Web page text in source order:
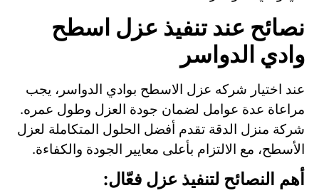
نصائح عند تنفيذ عزل اسطح
وادي الدواسر
عند اختيار شركه عزل الاسطح بوادي الدواسر، يجب
مراعاة عدة عوامل لضمان جودة العزل وطول عمره.
شركة منزل الدقة تقدم أفضل الحلول المتكاملة لعزل
الأسطح، مع الالتزام بأعلى معايير الجودة والكفاءة.
أهم النصائح لتنفيذ عزل فعّال: